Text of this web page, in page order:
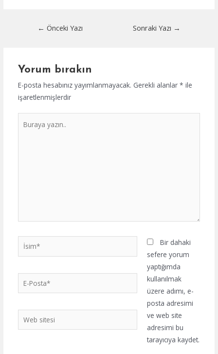
← Önceki Yazı Sonraki Yazı →
Yorum bırakın
E-posta hesabınız yayımlanmayacak. Gerekli alanlar * ile
işaretlenmişlerdir
İsim*
Posta*
Web
sitesi
Bir dahaki
sefere yorum
yaptığımda
kullanılmak
üzere adımı, e-
posta adresimi
ve web site
adresimi bu
tarayıcıya kaydet.